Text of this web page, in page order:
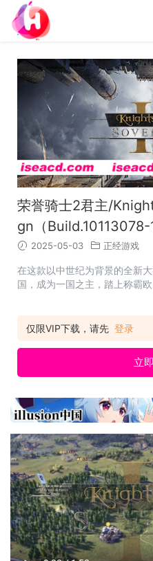
荣誉骑士2君主/
gn（Build.10113078-
2025-05-03 正经游戏
在这款以中世纪为背景的全新
国，成为一国之主，踏上称霸
仅限VIP下载，请先 登录
立